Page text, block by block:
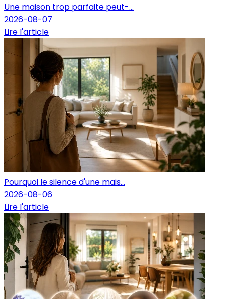
Une maison trop parfaite peut-...
2026-08-07
Lire l'article
Pourquoi le silence d'une mais...
2026-08-06
Lire l'article